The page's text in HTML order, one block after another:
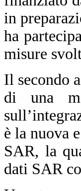
in
ha
misure
Il secondo
di una
è la nuova
SAR, la
dati SAR